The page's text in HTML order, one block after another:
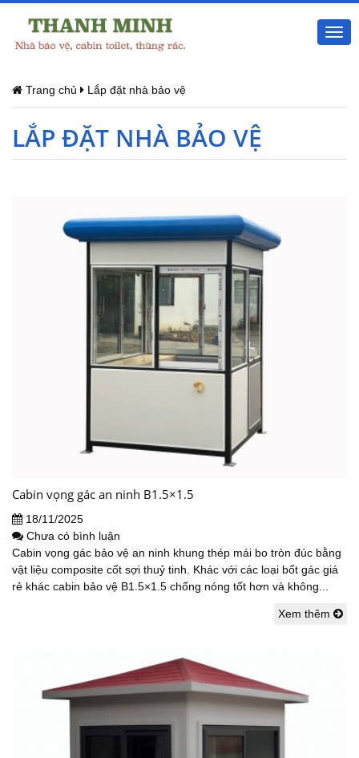
Trang chủ Lắp đặt nhà bảo vệ
LẮP ĐẶT NHÀ BẢO VỆ
Cabin vọng gác an ninh B1.5×1.5
18/11/2025
Chưa có bình luận
Cabin vọng gác bảo vệ an ninh khung thép mái bo tròn đúc bằng
vật liệu composite cốt sợi thuỷ tinh. Khác với các loại bốt gác giá
rẻ khác cabin bảo vệ B1.5×1.5 chống nóng tốt hơn và không...
Xem thêm